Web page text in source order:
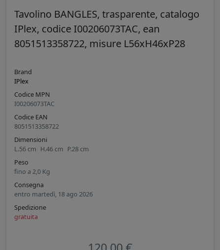
Tavolino BANGLES, trasparente, catalogo
IPlex, codice I00206073TAC, ean
8051513358722, misure L56xH46xP28
Brand
IPlex
Codice MPN
I00206073TAC
Codice EAN
8051513358722
Dimensioni
L.56 cm H.46 cm P.28 cm
Peso
fino a 2,0 Kg
Consegna
entro martedì, 18 ago 2026
Spedizione
gratuita